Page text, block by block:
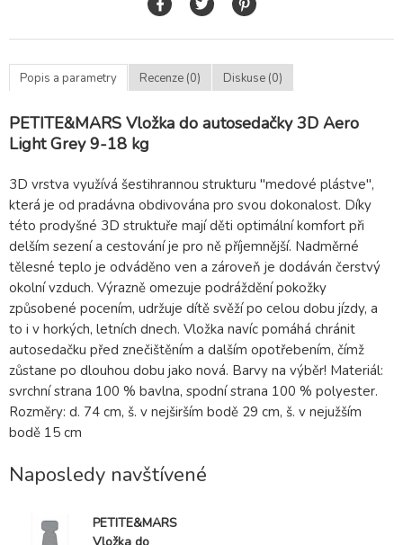
Popis a parametry Recenze (0) Diskuse (0)
PETITE&MARS Vložka do autosedačky 3D Aero
Light Grey 9-18 kg
3D vrstva využívá šestihrannou strukturu "medové plástve",
která je od pradávna obdivována pro svou dokonalost. Díky
této prodyšné 3D struktuře mají děti optimální komfort při
delším sezení a cestování je pro ně příjemnější. Nadměrné
tělesné teplo je odváděno ven a zároveň je dodáván čerstvý
okolní vzduch. Výrazně omezuje podráždění pokožky
způsobené pocením, udržuje dítě svěží po celou dobu jízdy, a
to i v horkých, letních dnech. Vložka navíc pomáhá chránit
autosedačku před znečištěním a dalším opotřebením, čímž
zůstane po dlouhou dobu jako nová. Barvy na výběr! Materiál:
svrchní strana 100 % bavlna, spodní strana 100 % polyester.
Rozměry: d. 74 cm, š. v nejširším bodě 29 cm, š. v nejužším
bodě 15 cm
Naposledy navštívené
PETITE&MARS